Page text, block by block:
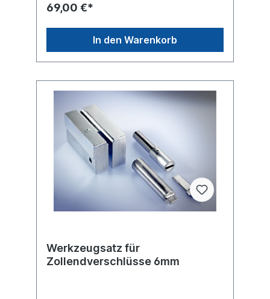
69,00 €*
In den Warenkorb
Werkzeugsatz für
Zollendverschlüsse 6mm